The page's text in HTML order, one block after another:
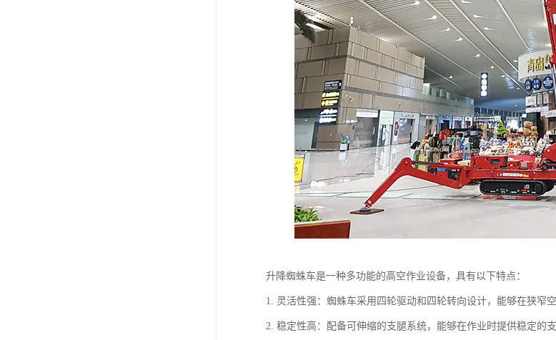
升降蜘蛛车是一种多功能的高空作业设备，具有以下特点：
1. 灵活性强：蜘蛛车采用四轮驱动和四轮转向设计，能够在狭窄
2. 稳定性高：配备可伸缩的支腿系统，能够在作业时提供稳定的